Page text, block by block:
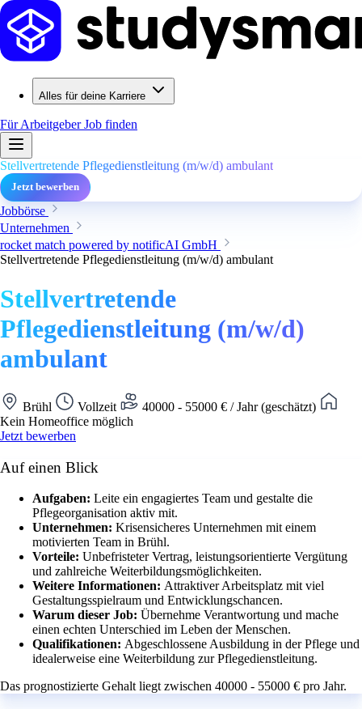
Alles für deine Karriere
Für ArbeitgeberJob finden
Stellvertretende Pflegedienstleitung (m/w/d) ambulant
Jetzt bewerben
Jobbörse
Unternehmen
rocket match powered by notificAI GmbH
Stellvertretende Pflegedienstleitung (m/w/d) ambulant
Stellvertretende
Pflegedienstleitung (m/w/d)
ambulant
Brühl Vollzeit
40000 - 55000 € / Jahr (geschätzt)
Kein Homeoffice möglich
Jetzt bewerben
Auf einen Blick
Aufgaben: Leite ein engagiertes Team und gestalte die
Pflegeorganisation aktiv mit.
Unternehmen: Krisensicheres Unternehmen mit einem
motivierten Team in Brühl.
Vorteile: Unbefristeter Vertrag, leistungsorientierte Vergütung
und zahlreiche Weiterbildungsmöglichkeiten.
Weitere Informationen: Attraktiver Arbeitsplatz mit viel
Gestaltungsspielraum und Entwicklungschancen.
Warum dieser Job: Übernehme Verantwortung und mache
einen echten Unterschied im Leben der Menschen.
Qualifikationen: Abgeschlossene Ausbildung in der Pflege und
idealerweise eine Weiterbildung zur Pflegedienstleitung.
Das prognostizierte Gehalt liegt zwischen 40000 - 55000 € pro Jahr.